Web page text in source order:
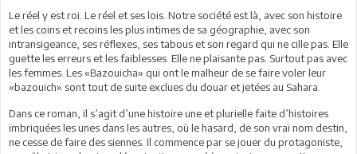
Le réel y est roi. Le réel et ses lois. Notre société est là, avec son histoire
et les coins et recoins les plus intimes de sa géographie, avec son
intransigeance, ses réflexes, ses tabous et son regard qui ne cille pas. Elle
guette les erreurs et les faiblesses. Elle ne plaisante pas. Surtout pas avec
les femmes. Les «Bazouicha» qui ont le malheur de se faire voler leur
«bazouich» sont tout de suite exclues du douar et jetées au Sahara.
Dans ce roman, il s’agit d’une histoire une et plurielle faite d’histoires
imbriquées les unes dans les autres, où le hasard, de son vrai nom destin,
ne cesse de faire des siennes. Il commence par se jouer du protagoniste,